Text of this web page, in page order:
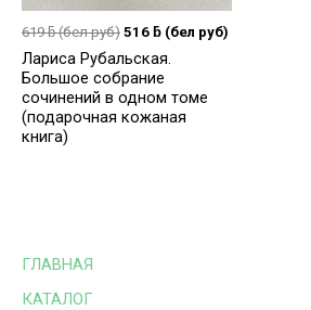
ГЛАВНАЯ
КАТАЛОГ
619ƃ(бел руб) 516 ƃ (бел руб)
Лариса Рубальская.
Большое собрание
сочинений в одном томе
(подарочная кожаная
книга)